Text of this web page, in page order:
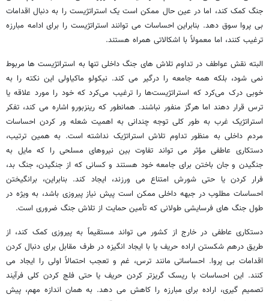
جنگ کمک کند، اما در عین حال ممکن است یک استراتژیست را به دنبال اقدامات
بی پروا سوق دهد. بنابراین احساسات می توانند استراتژیست را برای ادامه مبارزه
ترغیب کنند، اما معمولاً با اشکالاتی همراه هستند.
البته نقش عواطف در تداوم تلاش های جنگ داخلی تنها به استراتژیست ها مربوط
نمی شود، بلکه همه جامعه را درگیر می کند. نیکولو ماکیاولی این نکته را به
خوبی درک می‌کرد که استراتژیست‌ها را ترغیب می‌کرد که خود را مورد علاقه یا
ترس قرار دهند اما هرگز منفور نباشند. همانطور که رینزبورو اشاره می کند، تفکر
استراتژیک غرب به طور کلی توجه چندانی به اهمیت شعله ور کردن احساسات
مردم داخلی به منظور تداوم تلاش استراتژیک نداشته است. به همین ترتیب،
دستکاری عاطفی مؤثر می تواند تفاوت بین نیروهای مسلحی را که مایل به
جنگیدن و جان باختن برای جامعه خود هستند و کسانی که از جنگیدن، جنگ بد،
فرار کردن یا حتی شورش امتناع می ورزند، ایجاد کند. بنابراین، برانگیختن
احساسات مطلوب در جبهه داخلی ممکن است پیش نیاز پیروزی باشد، به ویژه در
طول جنگ های فرسایشی طولانی که تأمین حمایت از تلاش جنگ ضروری است.
دستکاری عاطفی در خارج از کشور می تواند مستقیماً به پیروزی کمک کند، از
طریق درهم شکستن اراده حریف یا با ایجاد انگیزه در طرف مقابل برای دنبال کردن
اقدامات بی پروا. احساساتی مانند ترس، غم و تعجب احتمالاً اولی را ایجاد می
کنند. این احساسات با ریسک گریزتر کردن حریف یا حتی فلج کردن کلی فرآیند
تصمیم گیری، اراده برای مبارزه را کاهش می دهد. به همان اندازه مهم، پیش